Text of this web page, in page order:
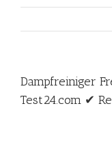
Dampfreiniger
Test24.com ✔